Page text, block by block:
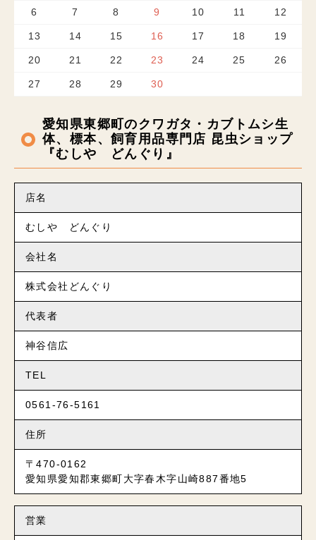
6 7 8 9 10 11 12
13 14 15 16 17 18 19
20 21 22 23 24 25 26
27 28 29 30
愛知県東郷町のクワガタ・カブトムシ生
体、標本、飼育用品専門店 昆虫ショップ
『むしや どんぐり』
店名
むしや どんぐり
会社名
株式会社どんぐり
代表者
神谷信広
TEL
0561-76-5161
住所
〒470-0162
愛知県愛知郡東郷町大字春木字山崎887番地5
営業